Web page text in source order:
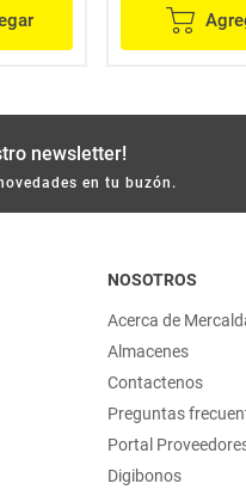
newsletter!
en tu buzón.
NOSOTROS
Acerca de
Almacenes
Contactenos
Preguntas
Portal
Digibonos